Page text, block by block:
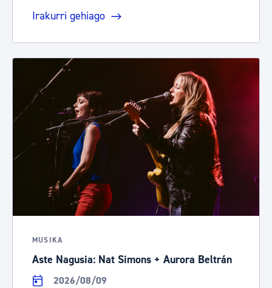
Irakurri gehiago
MUSIKA
Aste Nagusia: Nat Simons + Aurora Beltrán
2026/08/09